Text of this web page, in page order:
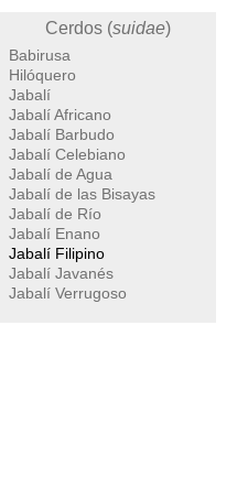
Cerdos (suidae)
Babirusa
Hilóquero
Jabalí
Jabalí Africano
Jabalí Barbudo
Jabalí Celebiano
Jabalí de Agua
Jabalí de las Bisayas
Jabalí de Río
Jabalí Enano
Jabalí Filipino
Jabalí Javanés
Jabalí Verrugoso